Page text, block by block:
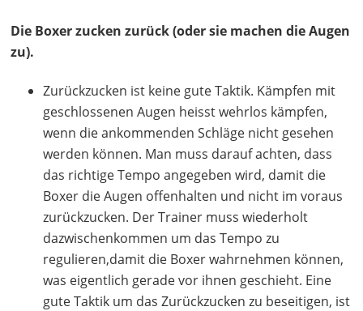
Die Boxer zucken zurück (oder sie machen die Augen
zu).
Zurückzucken ist keine gute Taktik. Kämpfen mit
geschlossenen Augen heisst wehrlos kämpfen,
wenn die ankommenden Schläge nicht gesehen
werden können. Man muss darauf achten, dass
das richtige Tempo angegeben wird, damit die
Boxer die Augen offenhalten und nicht im voraus
zurückzucken. Der Trainer muss wiederholt
dazwischenkommen um das Tempo zu
regulieren,damit die Boxer wahrnehmen können,
was eigentlich gerade vor ihnen geschieht. Eine
gute Taktik um das Zurückzucken zu beseitigen, ist